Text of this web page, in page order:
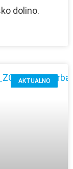
dolino.
AKTUALNO